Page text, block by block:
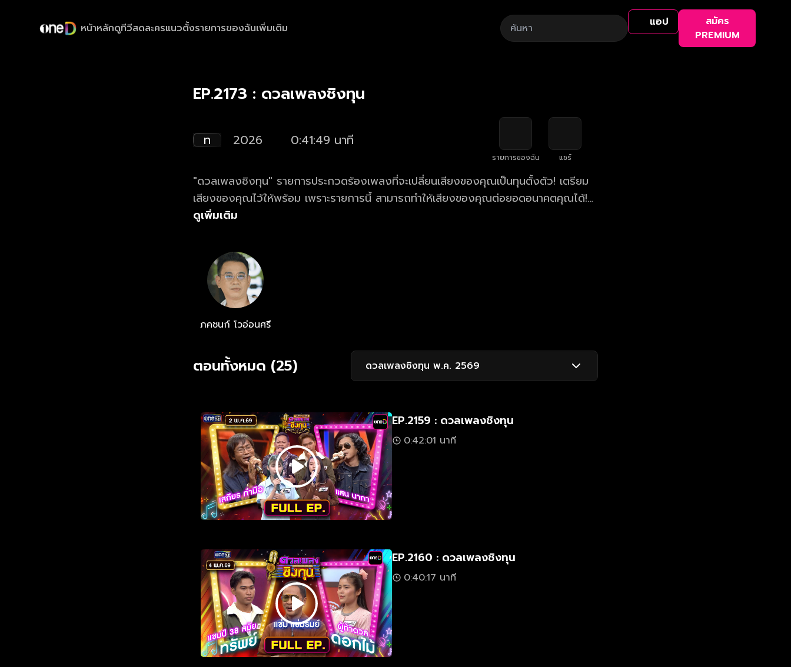
หน้าหลักดูทีวีสดละครแนวตั้งรายการของฉันเพิ่มเติม แอป
สมัคร
PREMIUM
EP.2173 : ดวลเพลงชิงทุน
ท 2026 0:41:49 นาที
รายการของฉัน แชร์
"ดวลเพลงชิงทุน" รายการประกวดร้องเพลงที่จะเปลี่ยนเสียงของคุณเป็นทุนตั้งตัว! เตรียม
เสียงของคุณไว้ให้พร้อม เพราะรายการนี้ สามารถทำให้เสียงของคุณต่อยอดอนาคตคุณได้!
ดูย้อนหลังรายการ ดวลเพลงชิงทุน ตอนใหม่ล่าสุด ทุกวันจันทร์ - เสาร์ เวลา 19.00 น.
ดูเพิ่มเติม
ภคชนก์ โวอ่อนศรี
ตอนทั้งหมด (25) ดวลเพลงชิงทุน พ.ค. 2569
EP.2159 : ดวลเพลงชิงทุน
0:42:01 นาที
EP.2160 : ดวลเพลงชิงทุน
0:40:17 นาที